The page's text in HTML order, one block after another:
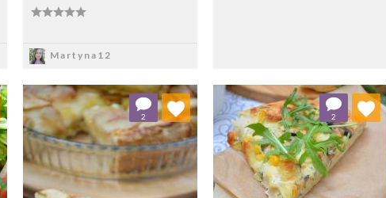
Martyna12
2
Dodaj do ulubionych
Wybierz listę:
2
Dodaj do ulubionych
Wybierz listę: